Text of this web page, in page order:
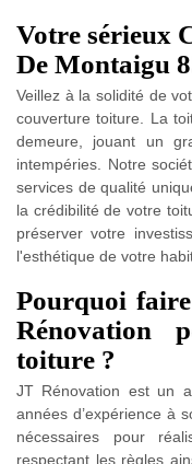
Votre sérieux
De Montaigu
Veillez à la solidité de
couverture toiture. La
demeure, jouant un
intempéries. Notre
services de qualité
la crédibilité de votre
préserver votre
l'esthétique de votre
Pourquoi
Rénovation
toiture ?
JT Rénovation est un
années d’expérience à
nécessaires pour
respectant les règles